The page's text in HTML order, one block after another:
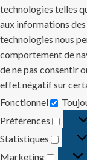
technologies telles
aux informations
technologies nous
comportement de
de ne pas consentir
effet négatif sur
Fonctionnel
Préférences
Statistiques
Marketing